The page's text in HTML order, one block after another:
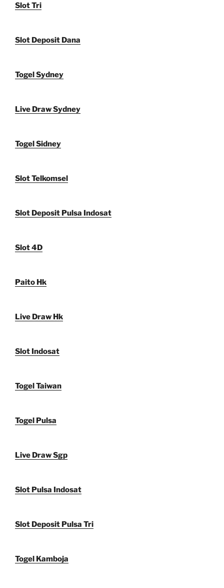
Slot Tri
Slot Deposit Dana
Togel Sydney
Live Draw Sydney
Togel Sidney
Slot Telkomsel
Slot Deposit Pulsa Indosat
Slot 4D
Paito Hk
Live Draw Hk
Slot Indosat
Togel Taiwan
Togel Pulsa
Live Draw Sgp
Slot Pulsa Indosat
Slot Deposit Pulsa Tri
Togel Kamboja